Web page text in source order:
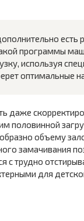
программы
используя
оптимальные
даже
половинной
объему
замачивания
с трудно
для